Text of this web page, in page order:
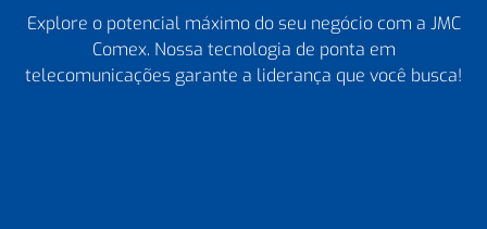
Explore o potencial máximo do seu negócio com a JMC
Comex. Nossa tecnologia de ponta em
telecomunicações garante a liderança que você busca!